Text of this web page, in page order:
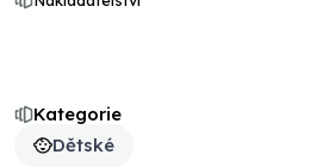
Kategorie
Dětské